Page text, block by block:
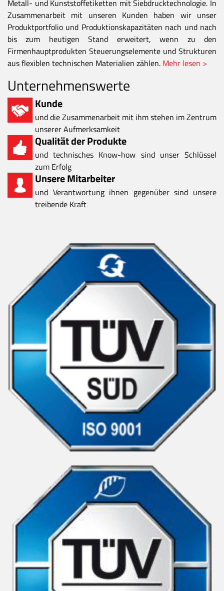
Metall- und Kunststoffetiketten mit Siebdrucktechnologie. In
Zusammenarbeit mit unseren Kunden haben wir unser
Produktportfolio und Produktionskapazitäten nach und nach
bis zum heutigen Stand erweitert, wenn zu den
Firmenhauptprodukten Steuerungselemente und Strukturen
aus flexiblen technischen Materialien zählen. Mehr lesen >
Unternehmenswerte
Kunde
und die Zusammenarbeit mit ihm stehen im Zentrum
unserer Aufmerksamkeit
Qualität der Produkte
und technisches Know-how sind unser Schlüssel
zum Erfolg
Unsere Mitarbeiter
und Verantwortung ihnen gegenüber sind unsere
treibende Kraft